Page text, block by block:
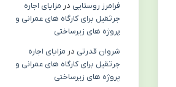
فرامرز روستایی در مزایای اجاره
جرثقیل برای کارگاه های عمرانی و
پروژه های زیرساختی
شروان قدرتی در مزایای اجاره
جرثقیل برای کارگاه های عمرانی و
پروژه های زیرساختی